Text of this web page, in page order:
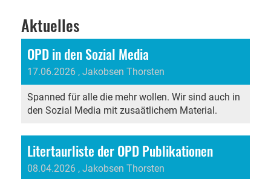
Aktuelles
OPD in den Sozial Media
17.06.2026 , Jakobsen Thorsten
Spanned für alle die mehr wollen. Wir sind auch in
den Sozial Media mit zusaätlichem Material.
Litertaurliste der OPD Publikationen
08.04.2026 , Jakobsen Thorsten